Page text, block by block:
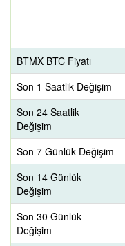
BTMX BTC Fiyatı
Son 1 Saatlik Değişim
Son 24 Saatlik
Değişim
Son 7 Günlük Değişim
Son 14 Günlük
Değişim
Son 30 Günlük
Değişim